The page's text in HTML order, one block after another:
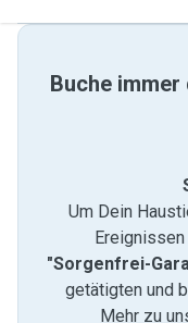
Buche
Um Dein
"Sorgenfrei-
getätigten und
Mehr zu